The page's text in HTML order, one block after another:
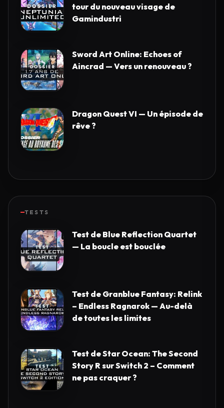
tour du nouveau visage de
Gamindustri
Sword Art Online: Echoes of
Aincrad — Vers un renouveau ?
Dragon Quest VI — Un épisode de
rêve ?
TESTS
Test de Blue Reflection Quartet
— La boucle est bouclée
Test de Granblue Fantasy: Relink
– Endless Ragnarok — Au-delà
de toutes les limites
Test de Star Ocean: The Second
Story R sur Switch 2 – Comment
ne pas craquer ?